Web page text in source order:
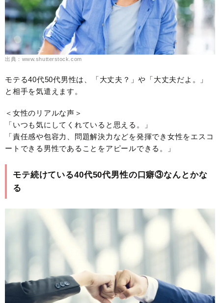
出典：www.shutterstock.com
モテる40代50代男性は、「大丈夫？」や「大丈夫だよ。」
と相手を気遣えます。
＜女性のリアルな声＞
「いつも気にしてくれていると思える。」
「責任感や包容力、問題解決力などを発揮でき女性をエスコ
ートできる男性であることをアピールできる。」
モテ続けている40代50代男性の口癖③なんとかな
る